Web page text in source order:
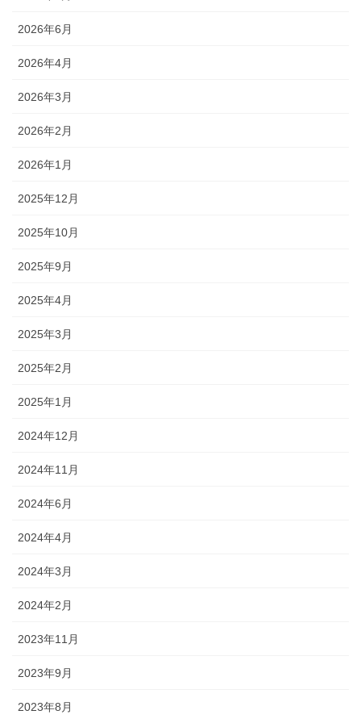
2026年6月
2026年4月
2026年3月
2026年2月
2026年1月
2025年12月
2025年10月
2025年9月
2025年4月
2025年3月
2025年2月
2025年1月
2024年12月
2024年11月
2024年6月
2024年4月
2024年3月
2024年2月
2023年11月
2023年9月
2023年8月